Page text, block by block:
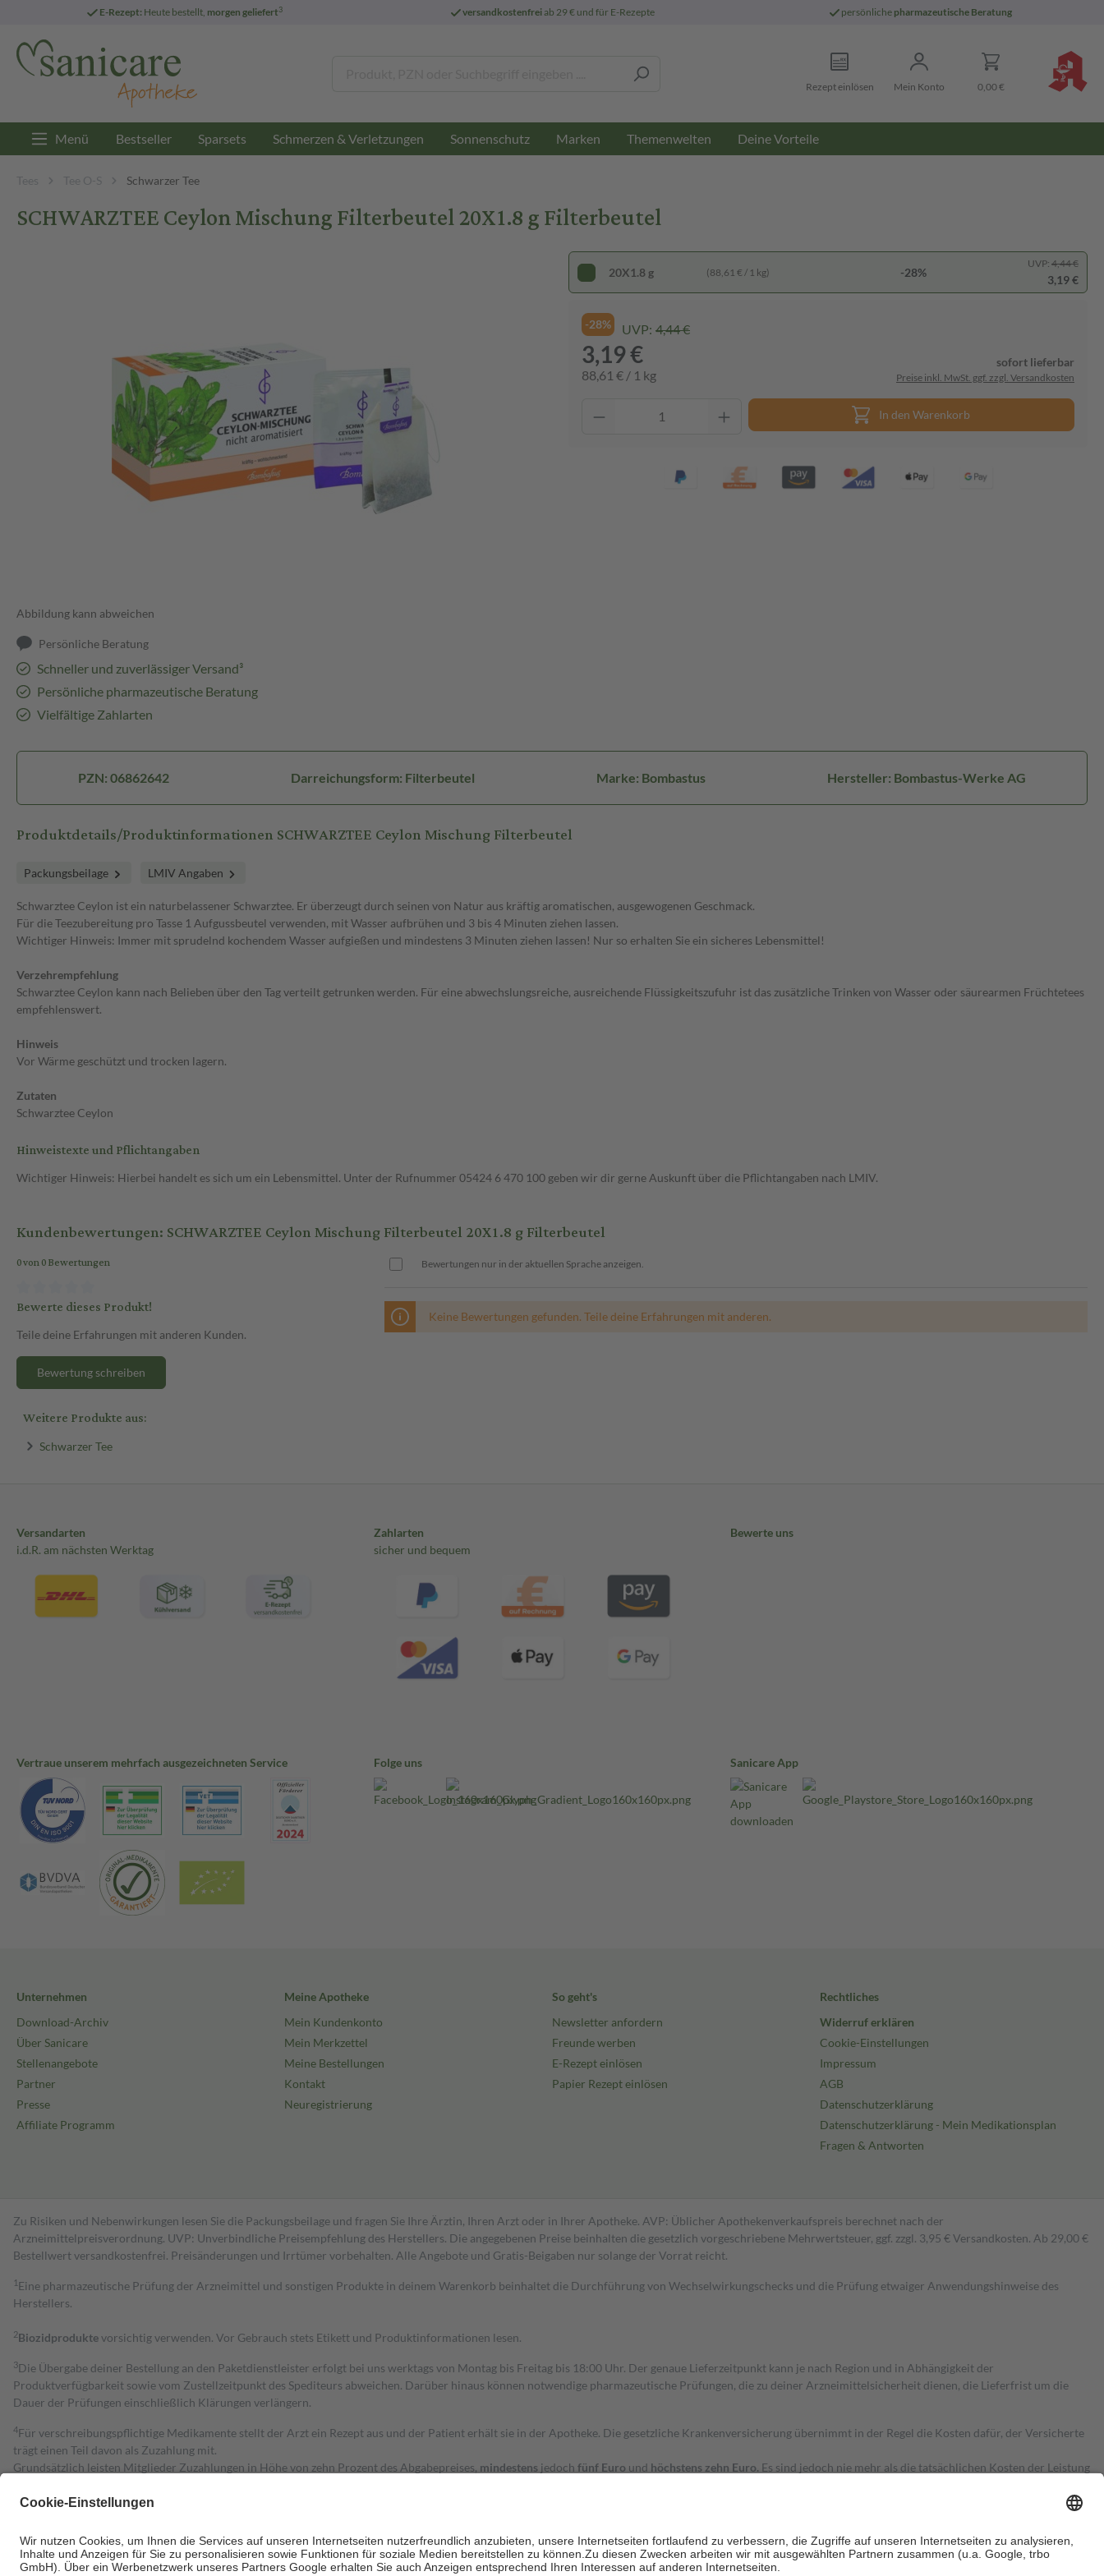
E-Rezept: Heute bestellt, morgen geliefert3 versandkostenfreiab 29 € und für E-Rezepte persönliche pharmazeutische Beratung
Rezept einlösen Mein Konto 0,00 €
Menü Bestseller Sparsets Schmerzen & Verletzungen Sonnenschutz Marken Themenwelten Deine Vorteile
Tees Tee O-S Schwarzer Tee
SCHWARZTEE Ceylon Mischung Filterbeutel 20X1.8 g Filterbeutel
Abbildung kann abweichen
Persönliche Beratung
Schneller und zuverlässiger Versand³
Persönliche pharmazeutische Beratung
Vielfältige Zahlarten
20X1.8 g (88,61 € / 1 kg) -28%
UVP: 4,44 €
3,19 €
-28% UVP: 4,44 €
3,19 €
88,61 € / 1 kg
sofort lieferbar
Preise inkl. MwSt. ggf. zzgl. Versandkosten
In den Warenkorb
PZN: 06862642 Darreichungsform: Filterbeutel Marke: Bombastus Hersteller: Bombastus-Werke AG
Produktdetails/Produktinformationen SCHWARZTEE Ceylon Mischung Filterbeutel
Packungsbeilage LMIV Angaben
Schwarztee Ceylon ist ein naturbelassener Schwarztee. Er überzeugt durch seinen von Natur aus kräftig aromatischen, ausgewogenen Geschmack.
Für die Teezubereitung pro Tasse 1 Aufgussbeutel verwenden, mit Wasser aufbrühen und 3 bis 4 Minuten ziehen lassen.
Wichtiger Hinweis: Immer mit sprudelnd kochendem Wasser aufgießen und mindestens 3 Minuten ziehen lassen! Nur so erhalten Sie ein sicheres Lebensmittel!
Verzehrempfehlung
Schwarztee Ceylon kann nach Belieben über den Tag verteilt getrunken werden. Für eine abwechslungsreiche, ausreichende Flüssigkeitszufuhr ist das zusätzliche Trinken von Wasser oder säurearmen Früchtetees
empfehlenswert.
Hinweis
Vor Wärme geschützt und trocken lagern.
Zutaten
Schwarztee Ceylon
Hinweistexte und Pflichtangaben
Wichtiger Hinweis: Hierbei handelt es sich um ein Lebensmittel. Unter der Rufnummer 05424 6 470 100 geben wir dir gerne Auskunft über die Pflichtangaben nach LMIV.
Kundenbewertungen: SCHWARZTEE Ceylon Mischung Filterbeutel 20X1.8 g Filterbeutel
0 von 0 Bewertungen
Bewerte dieses Produkt!
Teile deine Erfahrungen mit anderen Kunden.
Bewertung schreiben
Bewertungen nur in der aktuellen Sprache anzeigen.
Keine Bewertungen gefunden. Teile deine Erfahrungen mit anderen.
Weitere Produkte aus:
Schwarzer Tee
Versandarten
i.d.R. am nächsten Werktag
Zahlarten
sicher und bequem
Bewerte uns
Vertraue unserem mehrfach ausgezeichneten Service Folge uns Sanicare App
Unternehmen
Download-Archiv
Über Sanicare
Stellenangebote
Partner
Presse
Affiliate Programm
Meine Apotheke
Mein Kundenkonto
Mein Merkzettel
Meine Bestellungen
Kontakt
Neuregistrierung
So geht's
Newsletter anfordern
Freunde werben
E-Rezept einlösen
Papier Rezept einlösen
Rechtliches
Widerruf erklären
Cookie-Einstellungen
Impressum
AGB
Datenschutzerklärung
Datenschutzerklärung - Mein Medikationsplan
Fragen & Antworten
Zu Risiken und Nebenwirkungen lesen Sie die Packungsbeilage und fragen Sie Ihre Ärztin, Ihren Arzt oder in Ihrer Apotheke. AVP: Üblicher Apothekenverkaufspreis berechnet nach der
Arzneimittelpreisverordnung. UVP: Unverbindliche Preisempfehlung des Herstellers. Die angegebenen Preise beinhalten die gesetzlich vorgeschriebene Mehrwertsteuer, ggf. zzgl. 3,95 € Versandkosten. Ab 29,00 €
Bestell­wert versand­kosten­frei. Preisänderungen und Irrtümer vorbehalten. Alle Angebote und Gratis-Beigaben nur solange der Vorrat reicht.
1 Eine pharmazeutische Prüfung der Arzneimittel und sonstigen Produkte in deinem Warenkorb beinhaltet die Durchführung von Wechselwirkungschecks und die Prüfung etwaiger Anwendungshinweise des
Herstellers.
2Biozidproduktevorsichtig verwenden. Vor Gebrauch stets Etikett und Produktinformationen lesen.
3Die Übergabe deiner Bestellung an den Paketdienstleister erfolgt bei uns werktags von Montag bis Freitag bis 18:00 Uhr. Der genaue Lieferzeitpunkt kann je nach Region und in Abhängigkeit der
Produktverfügbarkeit sowie vom Zustellzeitpunkt des Spediteurs abweichen. Darüber hinaus können notwendige pharmazeutische Prüfungen, die zu deiner Arzneimittelsicherheit dienen, die Lieferfrist um die
Dauer der Prüfungen einschließlich Klärungen verlängern.
4Für verschreibungspflichtige Medikamente stellt der Arzt ein Rezept aus und der Patient erhält sie in der Apotheke. Die gesetzliche Krankenversicherung übernimmt in der Regel die Kosten dafür, der Versicherte
trägt einen Teil davon als Zuzahlung mit.
Grundsätzlich leisten Mitglieder Zuzahlungen in Höhe von zehn Prozent des Abgabepreises, mindestens jedoch fünf Euro und höchstens zehn Euro. Es sind jedoch nie mehr als die tatsächlichen Kosten der Leistung
Diese Regeln gelten grundsätzlich auch für Online-Apotheken.
Um das Engagement der Versicherten für ihre eigene Gesundheit zu stärken und die besondere Stellung der Familie zu unterstützen, fallenkeine Zuzahlungen an bei:
• Kindern und Jugendlichen bis zum vollendeten 18. Lebensjahr mit Ausnahme der Fahrkosten
• Untersuchungen zur Vorsorge und Früherkennung, die von der GKV getragen werden